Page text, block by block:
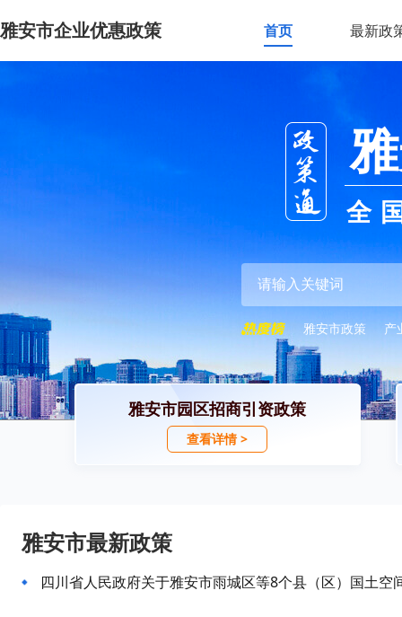
雅安市企业优惠政策 首页 最新政
全
雅安市政策 产
雅安市园区招商引资政策
查看详情 >
雅安市最新政策